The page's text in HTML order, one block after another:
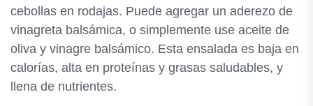
cebollas en rodajas. Puede agregar un aderezo de
vinagreta balsámica, o simplemente use aceite de
oliva y vinagre balsámico. Esta ensalada es baja en
calorías, alta en proteínas y grasas saludables, y
llena de nutrientes.